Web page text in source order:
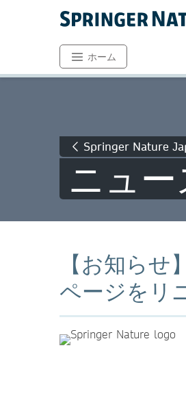
ホーム
Springer Nature
ニュ
【お知ら
ページをリ